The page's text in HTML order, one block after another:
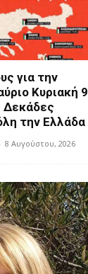
για την
Κυριακή 9
Δεκάδες
την Ελλάδα
- 8 Αυγούστου, 2026